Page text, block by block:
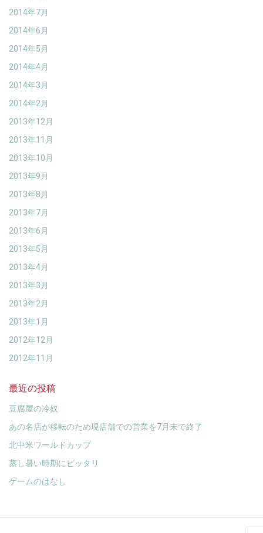
2014年7月
2014年6月
2014年5月
2014年4月
2014年3月
2014年2月
2013年12月
2013年11月
2013年10月
2013年9月
2013年8月
2013年7月
2013年6月
2013年5月
2013年4月
2013年3月
2013年2月
2013年1月
2012年12月
2012年11月
最近の投稿
豆腐屋の冷奴
あの名店が移転のため現店舗での営業を7月末で終了
北中米ワールドカップ
蒸し暑い時期にピッタリ
ゲームのはなし